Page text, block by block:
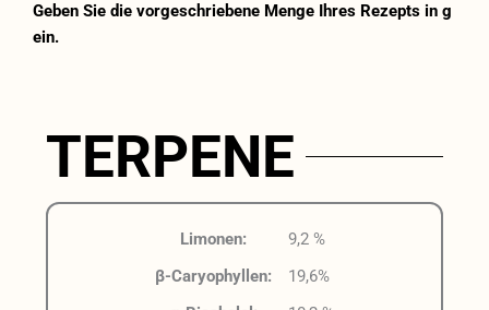
Geben Sie die vorgeschriebene Menge Ihres Rezepts in g
ein.
TERPENE
Limonen:
9,2 %
β-Caryophyllen:
19,6%